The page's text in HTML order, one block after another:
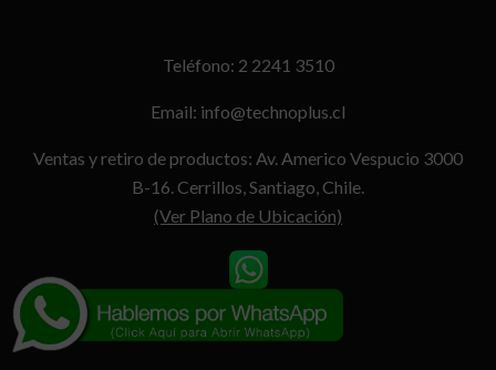
Teléfono: 2 2241 3510
Email: info@technoplus.cl
Ventas y retiro de productos: Av. Americo Vespucio 3000
B-16. Cerrillos, Santiago, Chile.
(Ver Plano de Ubicación)